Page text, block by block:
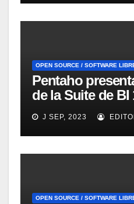
OPEN SOURCE / SOFTWARE
Pentaho
de la Suite de
abierto
J SEP, 2023
OPEN SOURCE / SOFTWARE